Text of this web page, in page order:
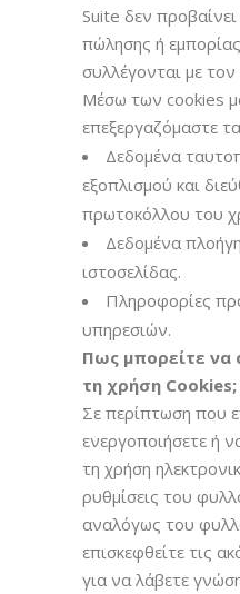
Suite δεν
πώλησης ή
συλλέγονται με
Μέσω των cookies
επεξεργαζόμαστε
Δεδομένα
εξοπλισμού και
πρωτοκόλλου του
Δεδομένα
ιστοσελίδας.
Πληροφορίες
υπηρεσιών.
Πως μπορείτε να
τη χρήση Cookies;
Σε περίπτωση που
ενεργοποιήσετε ή
τη χρήση
ρυθμίσεις του
αναλόγως του
επισκεφθείτε τις
για να λάβετε